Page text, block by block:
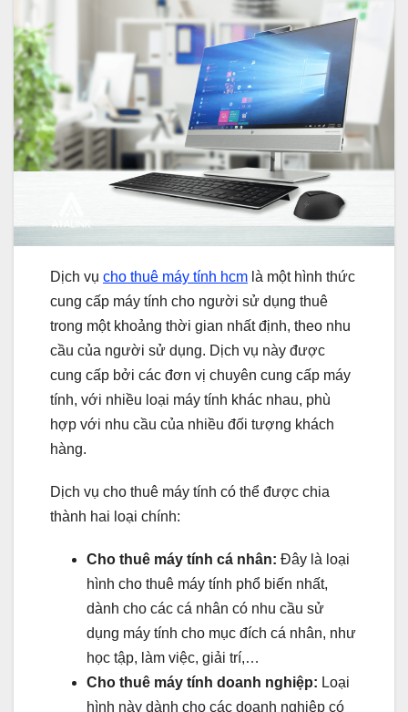
Dịch vụ cho thuê máy tính hcm là một hình thức
cung cấp máy tính cho người sử dụng thuê
trong một khoảng thời gian nhất định, theo nhu
cầu của người sử dụng. Dịch vụ này được
cung cấp bởi các đơn vị chuyên cung cấp máy
tính, với nhiều loại máy tính khác nhau, phù
hợp với nhu cầu của nhiều đối tượng khách
hàng.
Dịch vụ cho thuê máy tính có thể được chia
thành hai loại chính:
Cho thuê máy tính cá nhân: Đây là loại
hình cho thuê máy tính phổ biến nhất,
dành cho các cá nhân có nhu cầu sử
dụng máy tính cho mục đích cá nhân, như
học tập, làm việc, giải trí,…
Cho thuê máy tính doanh nghiệp: Loại
hình này dành cho các doanh nghiệp có